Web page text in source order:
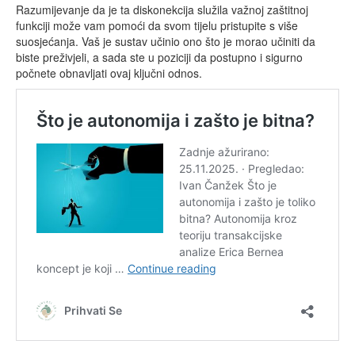
Razumijevanje da je ta diskonekcija služila važnoj zaštitnoj
funkciji može vam pomoći da svom tijelu pristupite s više
suosjećanja. Vaš je sustav učinio ono što je morao učiniti da
biste preživjeli, a sada ste u poziciji da postupno i sigurno
počnete obnavljati ovaj ključni odnos.